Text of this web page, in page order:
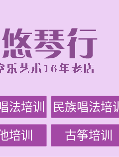
法培训 民族唱法培训
培训 古筝培训